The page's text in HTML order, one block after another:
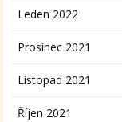
Leden 2022
Prosinec 2021
Listopad 2021
Říjen 2021